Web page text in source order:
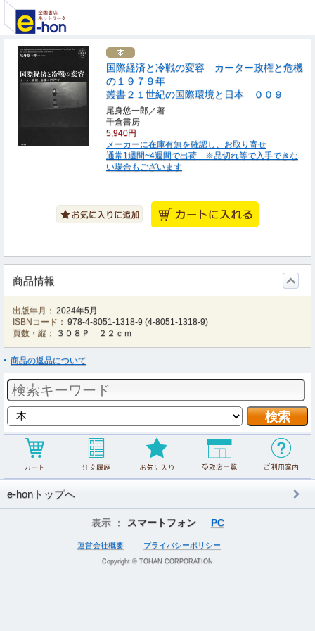
国際経済と冷戦の変容 カーター政権と危機
の１９７９年
叢書２１世紀の国際環境と日本 ００９
尾身悠一郎／著
千倉書房
5,940円
メーカーに在庫有無を確認し、お取り寄せ
通常1週間~4週間で出荷 ※品切れ等で入手できな
い場合もございます
商品情報
出版年月： 2024年5月
ISBNコード： 978-4-8051-1318-9 (4-8051-1318-9)
頁数・縦：
３０８Ｐ ２２ｃｍ
商品の返品について
e-honトップへ
表示 ： スマートフォン PC
運営会社概要 プライバシーポリシー
Copyright © TOHAN CORPORATION